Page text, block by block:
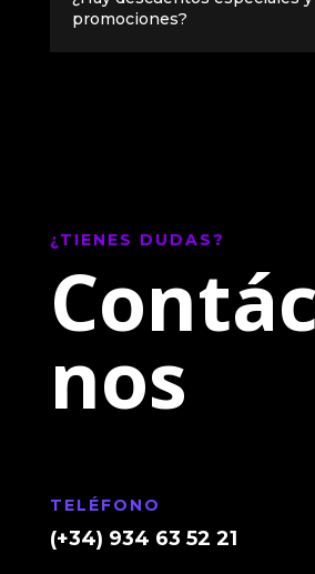
promociones?
¿TIENES DUDAS?
nos
TELÉFONO
(+34) 934 63 52 21